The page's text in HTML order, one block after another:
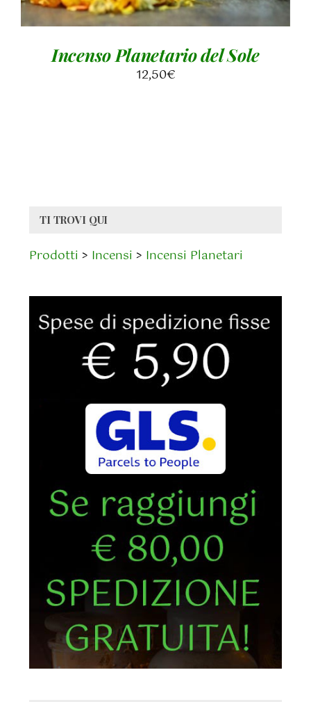
Incenso Planetario del Sole
12,50€
TI TROVI QUI
Prodotti > Incensi > Incensi Planetari